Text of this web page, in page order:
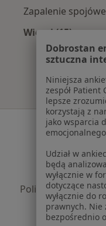
Zapalenie
Więcej (15)
Więcej w
Polityka
Polityka
Polityka
dane
Dobrostan
sztuczna
Niniejsza
zespół Patient
lepsze
korzystają z
jako wsparcia
Udział w
będą
wyłącznie w
dotyczące
wyłącznie do
prawnych.
bezpośrednio